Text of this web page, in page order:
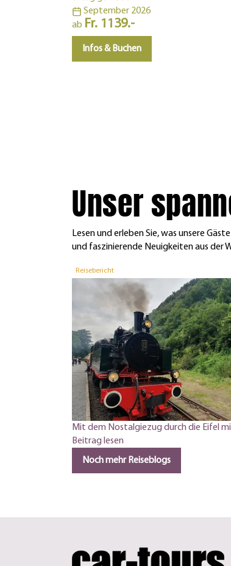
September 2026
ab Fr. 1139.-
Infos & Buchen
Unser
Lesen und erleben Sie, was unsere
und faszinierende Neuigkeiten aus der
Reisebericht
Mit dem Nostalgiezug durch die Eifel
Beitrag lesen
Noch mehr Reiseblogs